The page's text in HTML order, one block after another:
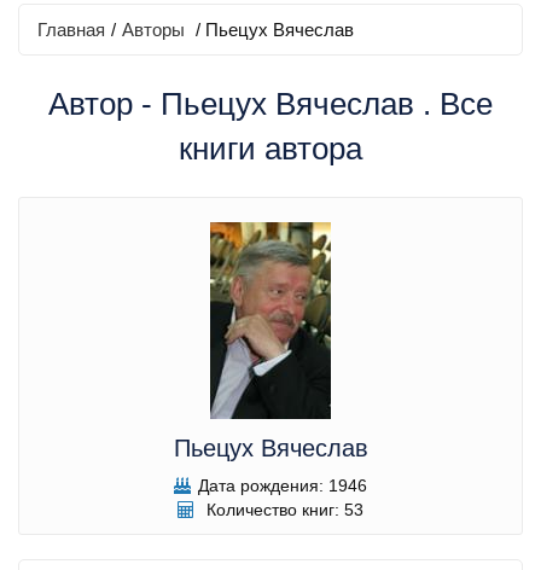
Главная / Авторы / Пьецух Вячеслав
Автор - Пьецух Вячеслав . Все
книги автора
Пьецух Вячеслав
Дата рождения: 1946
Количество книг: 53